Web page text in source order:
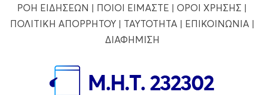
ΡΟΗ ΕΙΔΗΣΕΩΝ | ΠΟΙΟΙ ΕΙΜΑΣΤΕ | ΟΡΟΙ ΧΡΗΣΗΣ |
ΠΟΛΙΤΙΚΗ ΑΠΟΡΡΗΤΟΥ| ΤΑΥΤΟΤΗΤΑ | ΕΠΙΚΟΙΝΩΝΙΑ |
ΔΙΑΦΗΜΙΣΗ